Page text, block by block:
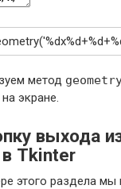
(
метод
экране.
выхода
Tkinter
этого раздела мы